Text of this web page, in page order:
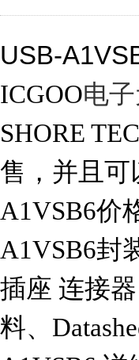
USB-
ICGOO电
SHORE
售，并且可
A1VSB6价
A1VSB6封
插座 连接
料、